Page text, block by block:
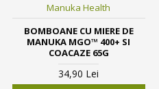
Manuka Health
BOMBOANE CU MIERE DE
MANUKA MGO™ 400+ SI
COACAZE 65G
34,90 Lei